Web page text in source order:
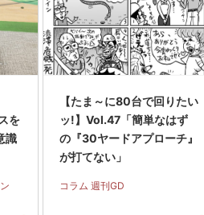
を
識
【たま～に80台で回りたい
ッ!】Vol.47「簡単なはず
の『30ヤードアプローチ』
が打てない」
コラム 週刊GD